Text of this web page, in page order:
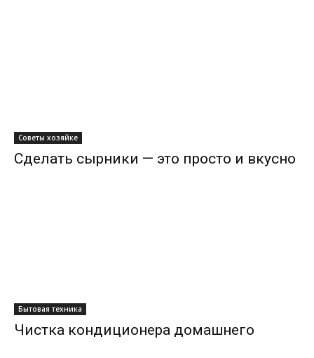
Советы хозяйке
Сделать сырники — это просто и вкусно
Бытовая техника
Чистка кондиционера домашнего